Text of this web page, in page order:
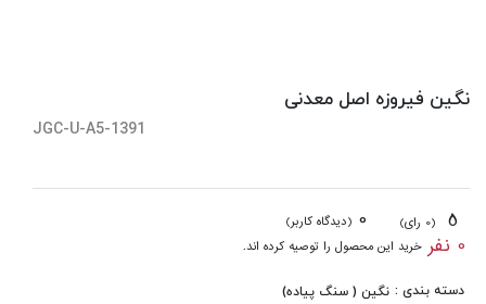
نگین فیروزه اصل معدنی
JGC-U-A5-1391
(0 رای) 0 (دیدگاه کاربر)
0 نفر خرید این محصول را توصیه کرده اند.
دسته بندی : نگین ( سنگ پیاده)